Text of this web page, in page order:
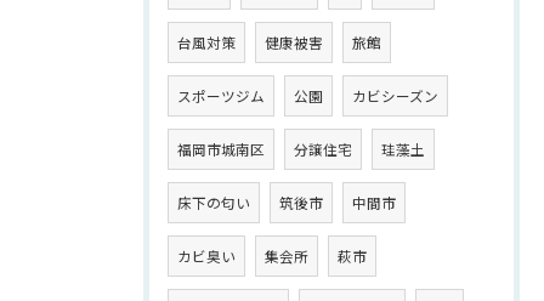
台風対策 健康被害 旅館
スポーツジム 公園 カビシーズン
福岡市城南区 分譲住宅 珪藻土
床下の匂い 筑後市 中間市
カビ臭い 集会所 萩市